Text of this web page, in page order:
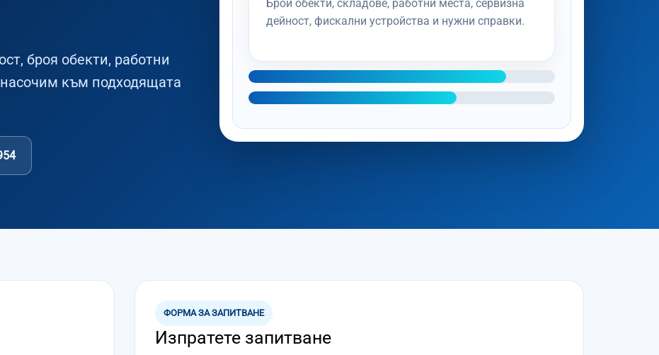
броя обекти, работни
към подходящата
Брой обекти, складове, работни места, сервизна
дейност, фискални устройства и нужни справки.
ФОРМА ЗА ЗАПИТВАНЕ
Изпратете запитване